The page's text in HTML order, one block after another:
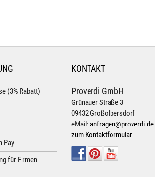
(3% Rabatt)
Pay
für Firmen
KONTAKT
Proverdi GmbH
Grünauer Straße 3
09432 Großolbersdorf
eMail: anfragen@proverdi.de
zum Kontaktformular